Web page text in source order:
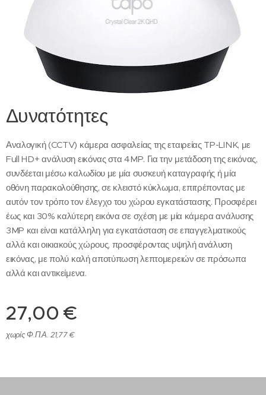
Δυνατότητες
Αναλογική (CCTV) κάμερα ασφαλείας της εταιρείας TP-LINK, με
Full HD+ ανάλυση εικόνας στα 4MP. Για την μετάδοση της εικόνας,
συνδέεται μέσω καλωδίου με μία συσκευή καταγραφής ή μία
οθόνη παρακολούθησης, σε κλειστό κύκλωμα, επιτρέποντας με
αυτόν τον τρόπο τον έλεγχο του χώρου εγκατάστασης. Προσφέρει
έως και 30% καλύτερη εικόνα σε σχέση με μία κάμερα ανάλυσης
3MP και είναι κατάλληλη για εγκατάσταση σε επαγγελματικούς
αλλά και οικιακούς χώρους, προσφέροντας υψηλή ανάλυση
εικόνας, με πολύ καλή αποτύπωση λεπτομερειών σε πρόσωπα
αλλά και αντικείμενα.
27,00 €
χωρίς Φ.Π.Α. 21,77 €